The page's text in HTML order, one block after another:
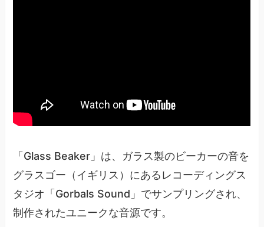
「Glass Beaker」は、ガラス製のビーカーの音を
グラスゴー（イギリス）にあるレコーディングス
タジオ「Gorbals Sound」でサンプリングされ、
制作されたユニークな音源です。